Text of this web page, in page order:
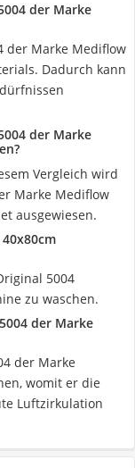
der Marke
der Marke Mediflow
Dadurch kann
der Marke
Vergleich wird
Marke Mediflow
ausgewiesen.
5004
zu waschen.
der Marke
der Marke
womit er die
Luftzirkulation